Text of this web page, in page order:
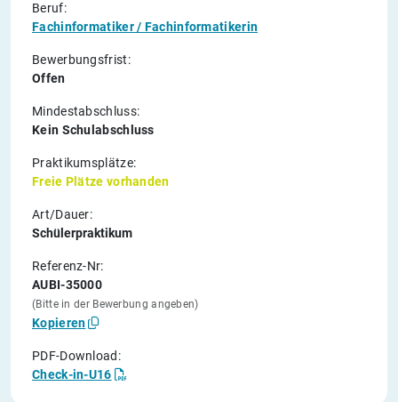
Beruf:
Fachinformatiker / Fachinformatikerin
Bewerbungsfrist:
Offen
Mindestabschluss:
Kein Schulabschluss
Praktikumsplätze:
Freie Plätze vorhanden
Art/Dauer:
Schülerpraktikum
Referenz-Nr:
AUBI-35000
(Bitte in der Bewerbung angeben)
Kopieren
PDF-Download:
Check-in-U16